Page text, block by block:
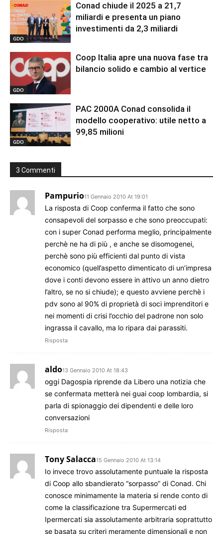
GDO
Conad chiude il 2025 a 21,7
miliardi e presenta un piano
investimenti da 2,3 miliardi
GDO
Coop Italia apre una nuova fase tra
bilancio solido e cambio al vertice
GDO
PAC 2000A Conad consolida il
modello cooperativo: utile netto a
99,85 milioni
3 Commenti
Pampurio11 Gennaio 2010 At 19:01
La risposta di Coop conferma il fatto che sono
consapevoli del sorpasso e che sono preoccupati:
con i super Conad performa meglio, principalmente
perchè ne ha di più , e anche se disomogenei,
perchè sono più efficienti dal punto di vista
economico (quell’aspetto dimenticato di un’impresa
dove i conti devono essere in attivo un anno dietro
l’altro, se no si chiude); e questo avviene perchè i
pdv sono al 90% di proprietà di soci imprenditori e
nei momenti di crisi l’occhio del padrone non solo
ingrassa il cavallo, ma lo ripara dai parassiti.
Risposta
aldo13 Gennaio 2010 At 18:43
oggi Dagospia riprende da Libero una notizia che
se confermata metterà nei guai coop lombardia, si
parla di spionaggio dei dipendenti e delle loro
conversazioni
Risposta
Tony Salacca15 Gennaio 2010 At 13:14
Io invece trovo assolutamente puntuale la risposta
di Coop allo sbandierato “sorpasso” di Conad. Chi
conosce minimamente la materia si rende conto di
come la classificazione tra Supermercati ed
Ipermercati sia assolutamente arbitraria soprattutto
se basata su criteri meramente dimensionali e non